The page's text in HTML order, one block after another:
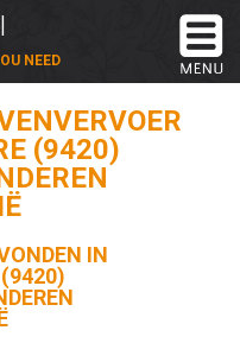
NEED
(9420)
IN
(9420)